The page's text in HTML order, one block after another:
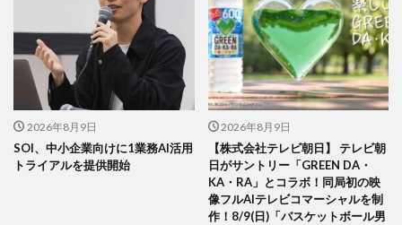
2026年8月9日
SOI、中小企業向けに1業務AI活用
トライアルを提供開始
2026年8月9日
【株式会社テレビ朝日】 テレビ朝
日がサントリー「GREEN DA・
KA・RA」とコラボ！同局初の映
像フルAIテレビコマーシャルを制
作！8/9(日)「バスケットボール男